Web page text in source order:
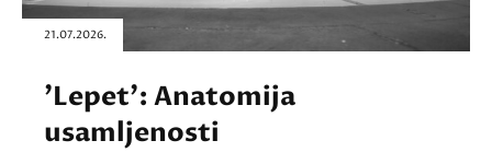
21.07.2026.
'Lepet': Anatomija
usamljenosti